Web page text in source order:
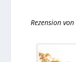
Rezension von